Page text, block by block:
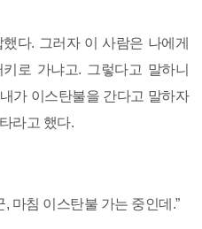
다. 그러자 이 사람은 나에게
로 가냐고. 그렇다고 말하니
가 이스탄불을 간다고 말하자
라고 했다.
마침 이스탄불 가는 중인데.”